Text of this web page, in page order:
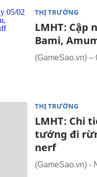
THỊ TRƯỜNG
LMHT: Cập
Bami,
(GameSao.vn)
THỊ TRƯỜNG
LMHT: Chi
tướng đi
nerf
(GameSao.vn) -